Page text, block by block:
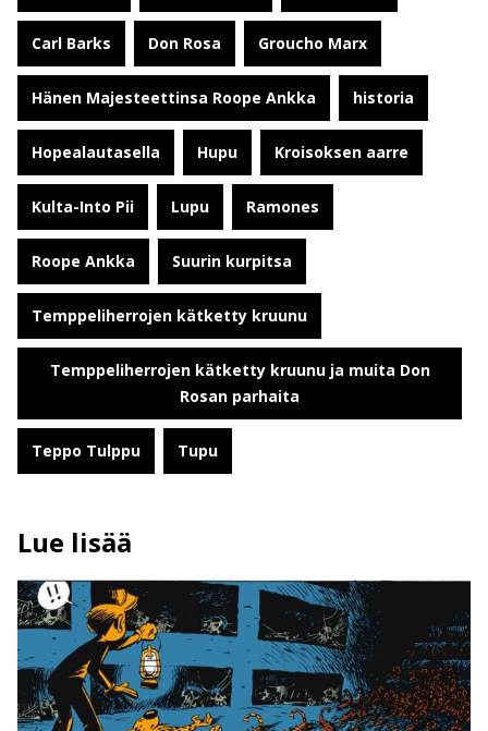
Carl Barks Don Rosa Groucho Marx
Hänen Majesteettinsa Roope Ankka historia
Hopealautasella Hupu Kroisoksen aarre
Kulta-Into Pii Lupu Ramones
Roope Ankka Suurin kurpitsa
Temppeliherrojen kätketty kruunu
Temppeliherrojen kätketty kruunu ja muita Don
Rosan parhaita
Teppo Tulppu Tupu
Lue lisää